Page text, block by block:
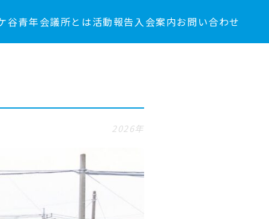
谷青年会議所とは活動報告入会案内お問い合わせ
2026年